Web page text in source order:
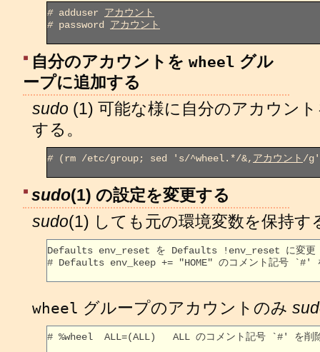
# adduser アカウント
# password アカウント
自分のアカウントを wheel グル
ープに追加する
sudo (1) 可能な様に自分のアカウン
する。
# (rm /etc/group; sed 's/^wheel.*/&, アカウント /g'
sudo(1) の設定を変更する
sudo(1) しても元の環境変数を保持す
Defaults env_reset を Defaults !env_reset に変更
# Defaults env_keep += "HOME" のコメント記号 `#'
wheel グループのアカウントのみ
# %wheel  ALL=(ALL)   ALL のコメント記号 `#' を削